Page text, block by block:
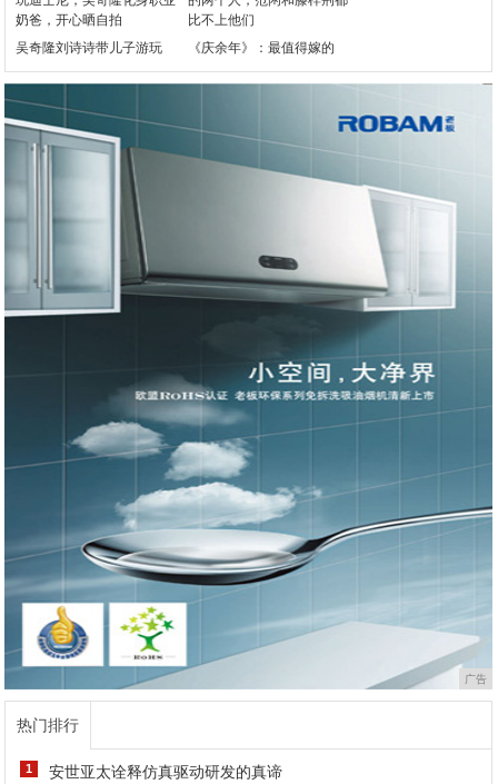
吴奇隆刘诗诗带儿子游玩 《庆余年》：最值得嫁的
广告
热门排行
1 安世亚太诠释仿真驱动研发的真谛